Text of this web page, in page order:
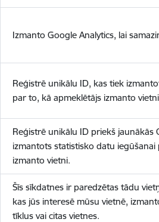
Izmanto Google Analytics, lai
Reģistrē unikālu ID, kas tiek
par to, kā apmeklētājs izmanto
Reģistrē unikālu ID priekš jaunākās
izmantots statistisko datu
izmanto vietni.
Šīs sīkdatnes ir paredzētas tādu
kas jūs interesē mūsu vietnē,
tīklus vai citas vietnes.